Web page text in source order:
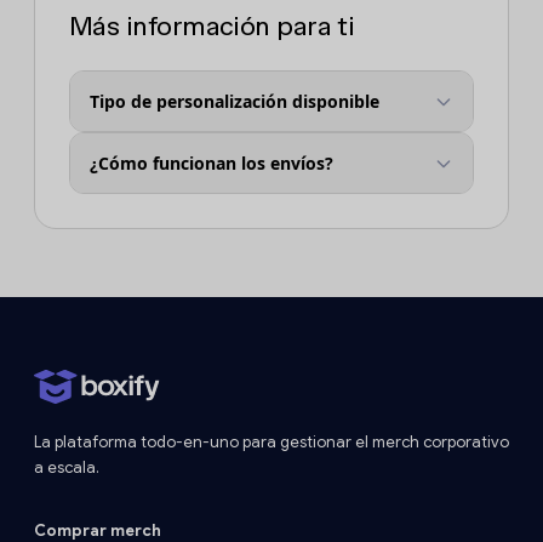
Más información para ti
Tipo de personalización disponible
¿Cómo funcionan los envíos?
La plataforma todo-en-uno para gestionar el merch corporativo
a escala.
Comprar merch